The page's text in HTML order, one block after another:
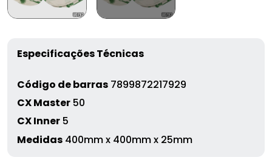
Especificações Técnicas
Código de barras 7899872217929
CX Master 50
CX Inner 5
Medidas 400mm x 400mm x 25mm